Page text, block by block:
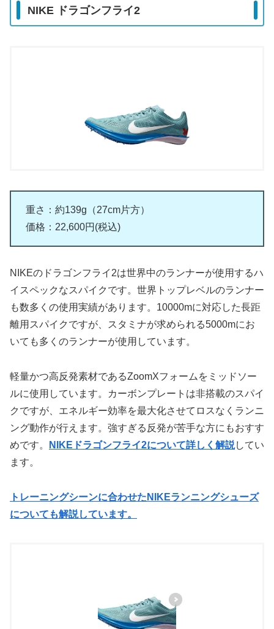
NIKE ドラゴンフライ2
重さ：約139g（27cm片方）
価格：22,600円(税込)
NIKEのドラゴンフライ2は世界中のランナーが使用するハ
イスペックなスパイクです。世界トップレベルのランナー
も数多くの使用実績があります。10000mに対応した長距
離用スパイクですが、スタミナが求められる5000mにお
いても多くのランナーが使用しています。
軽量かつ高反発素材であるZoomXフォームをミッドソー
ルに使用しています。カーボンプレートは非搭載のスパイ
クですが、エネルギー効率を最大化させてロスなくランニ
ング動作が行えます。強すぎる反発が苦手な方にもおすす
めです。
NIKEドラゴンフライ2について詳しく解説してい
ます。
トレーニングシーンに合わせたNIKEランニングシューズ
についても解説しています。